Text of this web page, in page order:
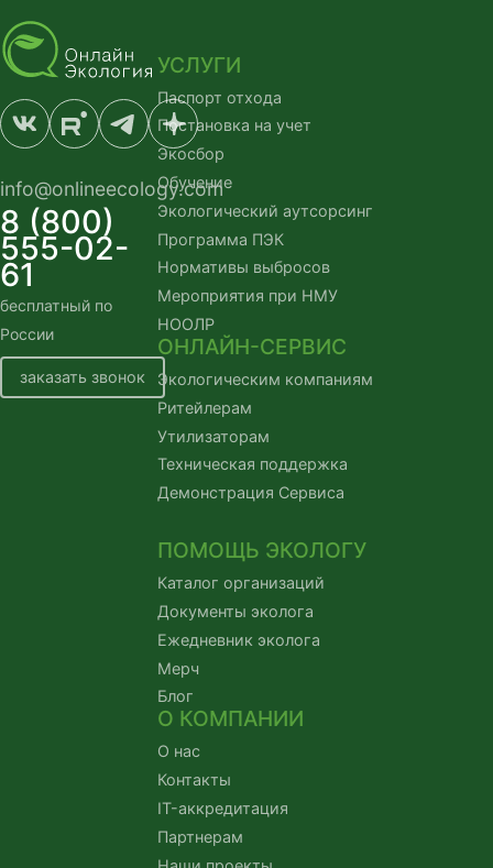
info@onlineecology.com
8 (800)
555-02-
61
бесплатный по
России
заказать звонок
УСЛУГИ
Паспорт отхода
Постановка на учет
Экосбор
Обучение
Экологический аутсорсинг
Программа ПЭК
Нормативы выбросов
Мероприятия при НМУ
НООЛР
ОНЛАЙН-СЕРВИС
Экологическим компаниям
Ритейлерам
Утилизаторам
Техническая поддержка
Демонстрация Сервиса
ПОМОЩЬ ЭКОЛОГУ
Каталог организаций
Документы эколога
Ежедневник эколога
Мерч
Блог
О КОМПАНИИ
О нас
Контакты
IT-аккредитация
Партнерам